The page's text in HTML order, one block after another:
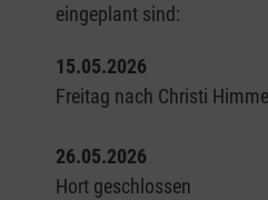
eingeplant sind:
15.05.2026
Freitag nach Christi
26.05.2026
Hort geschlossen